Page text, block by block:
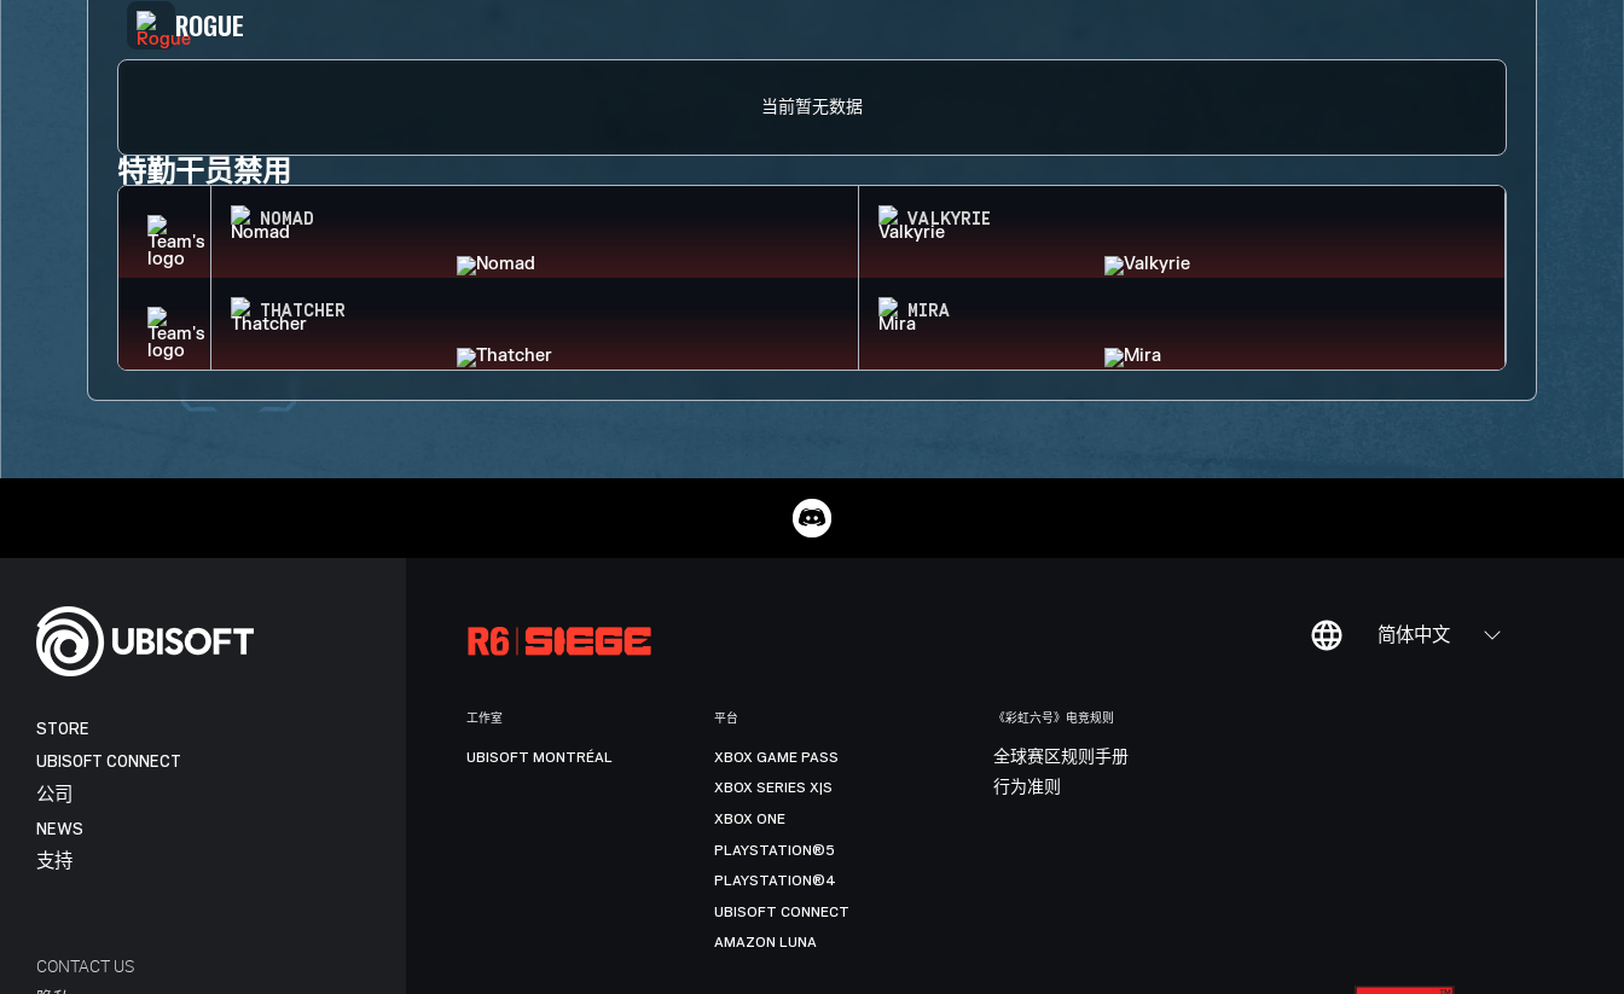
ROGUE
当前暂无数据
特勤干员禁用
NOMAD VALKYRIE
THATCHER MIRA
简体中文
STORE
UBISOFT CONNECT
公司
NEWS
支持
CONTACT US
工作室
UBISOFT MONTRÉAL
平台
XBOX GAME PASS
XBOX SERIES X|S
XBOX ONE
PLAYSTATION®5
PLAYSTATION®4
UBISOFT CONNECT
AMAZON LUNA
《彩虹六号》电竞规则
全球赛区规则手册
行为准则